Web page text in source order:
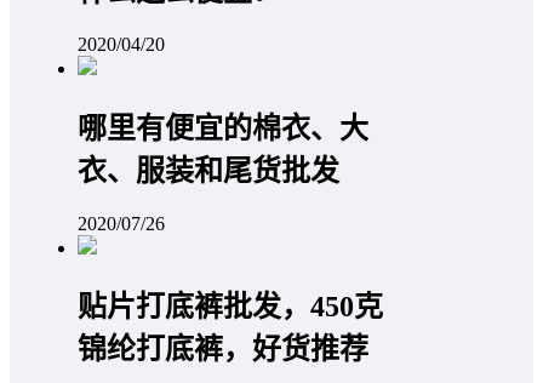
2020/04/20
哪里有便宜的棉衣、大
衣、服装和尾货批发
2020/07/26
贴片打底裤批发，450克
锦纶打底裤，好货推荐